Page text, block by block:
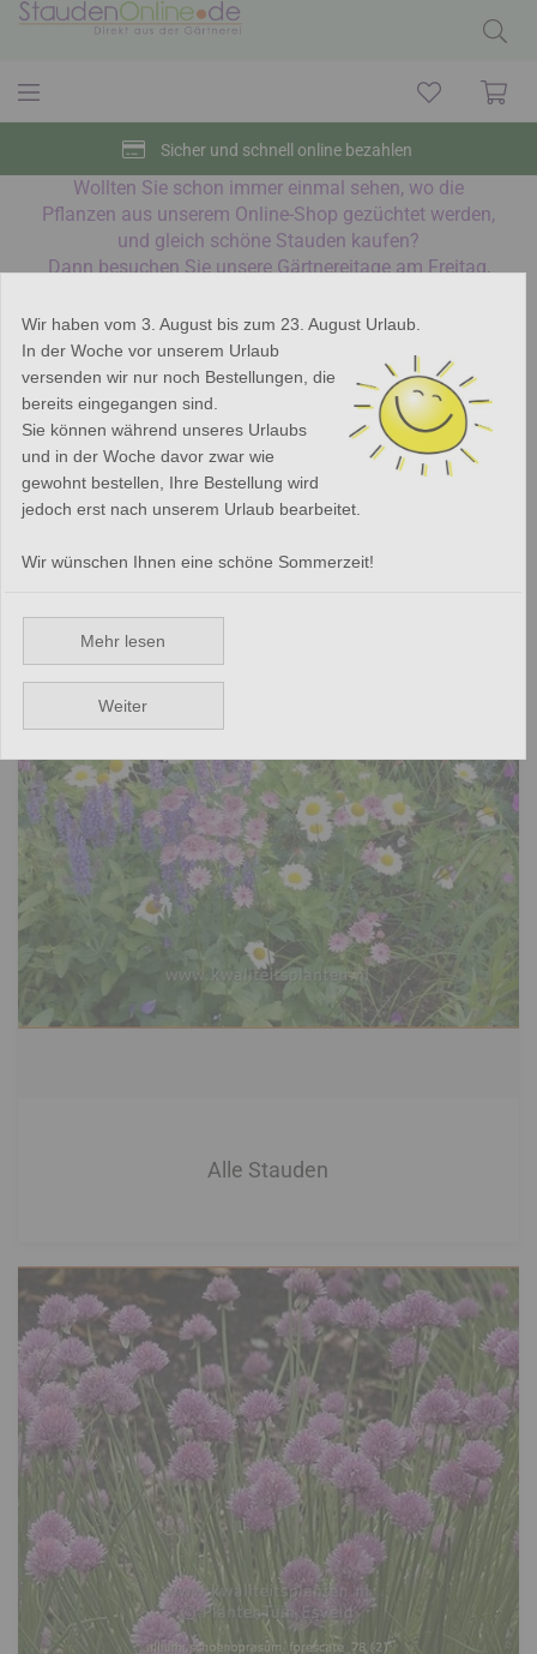
Sicher und schnell online bezahlen
Wollten Sie schon immer einmal sehen, wo die
Pflanzen aus unserem Online-Shop gezüchtet werden,
und gleich schöne Stauden kaufen?
Dann besuchen Sie unsere Gärtnereitage am Freitag,
hierfür weitere Informationen.
Clicken Sie bittehier , um mehr über unsere
Sommerurlaub zu erfahren.
Kann ich im Sommer noch Pflanzen in den Garten
setzen? Ja, das geht prima!Hierlesen Sie mehr dazu.
Alle Stauden
Wir haben vom 3. August bis zum 23. August Urlaub.
In der Woche vor unserem Urlaub
versenden wir nur noch Bestellungen, die
bereits eingegangen sind.
Sie können während unseres Urlaubs
und in der Woche davor zwar wie
gewohnt bestellen, Ihre Bestellung wird
jedoch erst nach unserem Urlaub bearbeitet.
Wir wünschen Ihnen eine schöne Sommerzeit!
Mehr lesen
Weiter